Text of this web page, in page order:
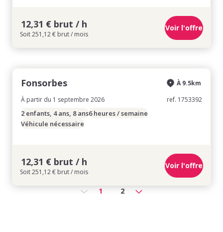
12,31 € brut / h
Soit 251,12 € brut / mois
Voir l'offre
Fonsorbes
À partir du 1 septembre 2026
À 9.5km
ref. 1753392
2 enfants, 4 ans, 8 ans6 heures / semaine
Véhicule nécessaire
12,31 € brut / h
Soit 251,12 € brut / mois
Voir l'offre
1 2